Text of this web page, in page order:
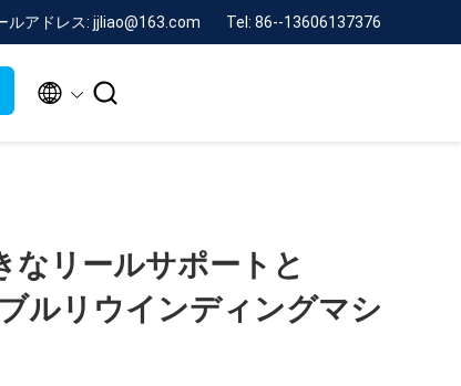
ルアドレス: jjliao@163.com Tel: 86--13606137376
 
なリールサポートと
ルリウインディングマシ